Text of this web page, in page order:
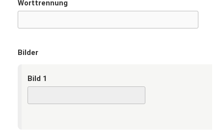
Worttrennung
Bilder
Bild 1